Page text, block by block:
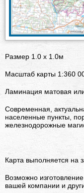
Размер 1.0 х 1.0м
Масштаб карты 1:360
Ламинация матовая
Современная,
населенные пункты,
железнодорожные
Карта выполняется на
Возможно
вашей компании и